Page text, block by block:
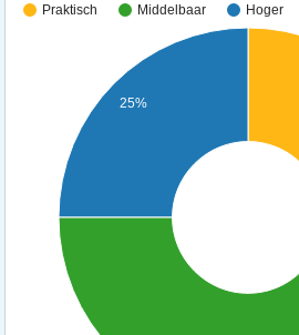
Praktisch Middelbaar Hoger
25%